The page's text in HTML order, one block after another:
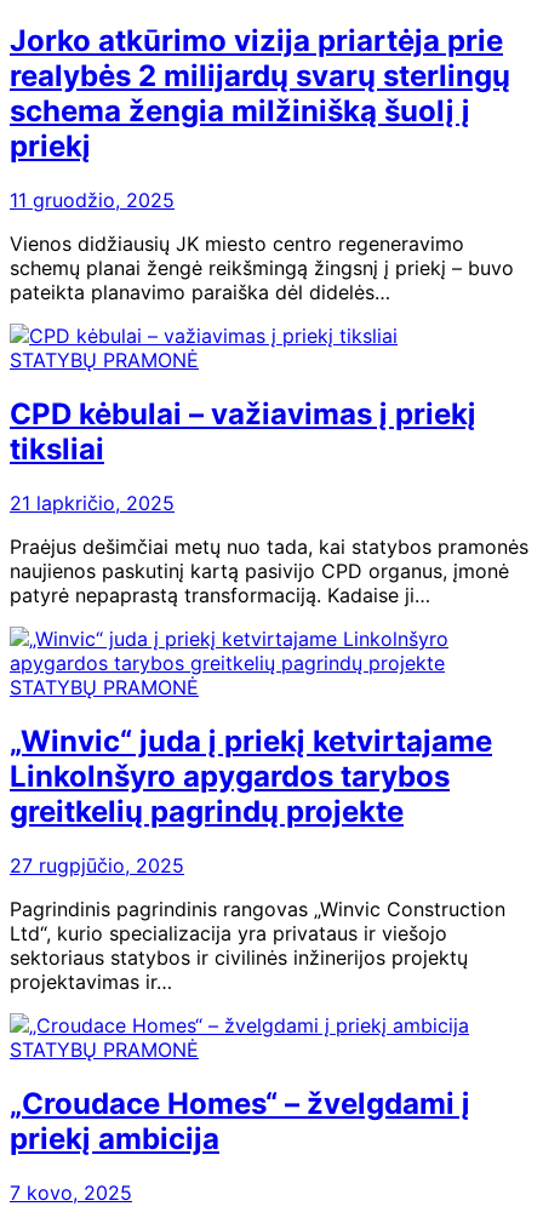
Jorko atkūrimo vizija priartėja prie
realybės 2 milijardų svarų sterlingų
schema žengia milžinišką šuolį į
priekį
11 gruodžio, 2025
Vienos didžiausių JK miesto centro regeneravimo
schemų planai žengė reikšmingą žingsnį į priekį – buvo
pateikta planavimo paraiška dėl didelės…
STATYBŲ PRAMONĖ
CPD kėbulai – važiavimas į priekį
tiksliai
21 lapkričio, 2025
Praėjus dešimčiai metų nuo tada, kai statybos pramonės
naujienos paskutinį kartą pasivijo CPD organus, įmonė
patyrė nepaprastą transformaciją. Kadaise ji…
STATYBŲ PRAMONĖ
„Winvic“ juda į priekį ketvirtajame
Linkolnšyro apygardos tarybos
greitkelių pagrindų projekte
27 rugpjūčio, 2025
Pagrindinis pagrindinis rangovas „Winvic Construction
Ltd“, kurio specializacija yra privataus ir viešojo
sektoriaus statybos ir civilinės inžinerijos projektų
projektavimas ir…
STATYBŲ PRAMONĖ
„Croudace Homes“ – žvelgdami į
priekį ambicija
7 kovo, 2025